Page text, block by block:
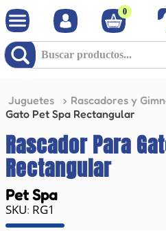
0
Buscar productos...
Juguetes Rascadores y
Gato Pet Spa Rectangular
Rascador Para
Rectangular
Pet Spa
: RG1